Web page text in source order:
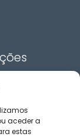
aceder a
estas